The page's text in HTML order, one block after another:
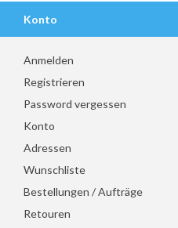
Konto
Anmelden
Registrieren
Password vergessen
Konto
Adressen
Wunschliste
Bestellungen / Aufträge
Retouren